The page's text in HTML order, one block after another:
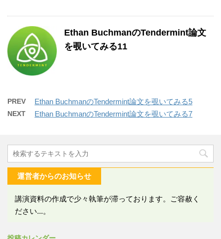
Ethan BuchmanのTendermint論文
を覗いてみる11
PREV Ethan BuchmanのTendermint論文を覗いてみる5
NEXT Ethan BuchmanのTendermint論文を覗いてみる7
運営者からのお知らせ
講演資料の作成で少々執筆が滞っております。ご容赦く
ださい...。